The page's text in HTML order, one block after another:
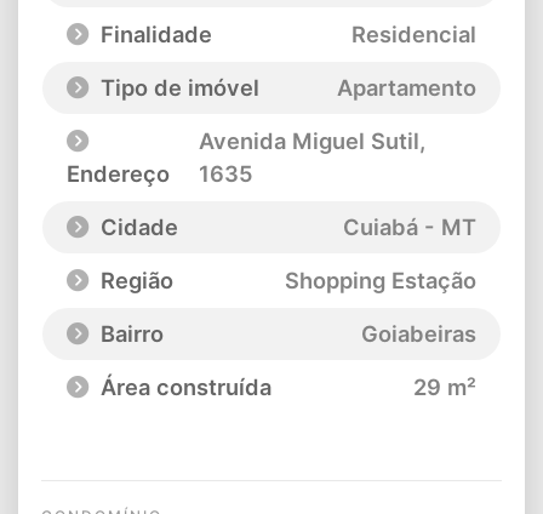
Finalidade
Residencial
Tipo de imóvel
Apartamento
Endereço
Avenida Miguel Sutil,
1635
Cidade
Cuiabá - MT
Região
Shopping Estação
Bairro
Goiabeiras
Área construída
29 m²